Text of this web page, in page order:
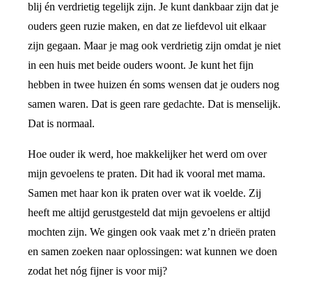
blij én verdrietig tegelijk zijn. Je kunt dankbaar zijn dat je
ouders geen ruzie maken, en dat ze liefdevol uit elkaar
zijn gegaan. Maar je mag ook verdrietig zijn omdat je niet
in een huis met beide ouders woont. Je kunt het fijn
hebben in twee huizen én soms wensen dat je ouders nog
samen waren. Dat is geen rare gedachte. Dat is menselijk.
Dat is normaal.
Hoe ouder ik werd, hoe makkelijker het werd om over
mijn gevoelens te praten. Dit had ik vooral met mama.
Samen met haar kon ik praten over wat ik voelde. Zij
heeft me altijd gerustgesteld dat mijn gevoelens er altijd
mochten zijn. We gingen ook vaak met z’n drieën praten
en samen zoeken naar oplossingen: wat kunnen we doen
zodat het nóg fijner is voor mij?